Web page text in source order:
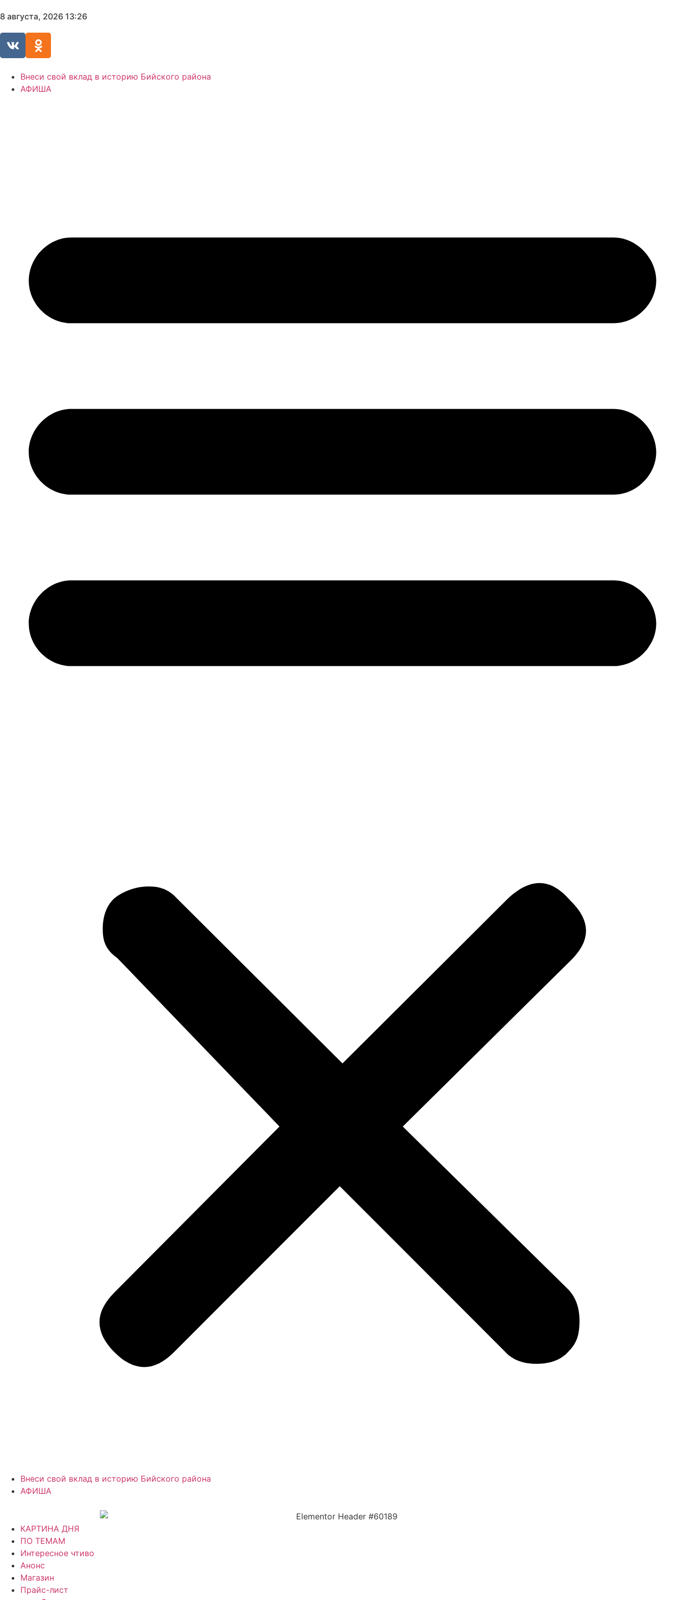
8 августа, 2026 13:26
Внеси свой вклад в историю Бийского района
АФИША
Внеси свой вклад в историю Бийского района
АФИША
КАРТИНА ДНЯ
ПО ТЕМАМ
Интересное чтиво
Анонс
Магазин
Прайс-лист